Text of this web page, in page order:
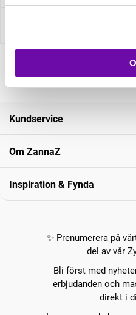
Kundservice
Om ZannaZ
Inspiration & Fynda
✨ Prenumerera på
del av vår
Bli först med
erbjudanden och
direkt i